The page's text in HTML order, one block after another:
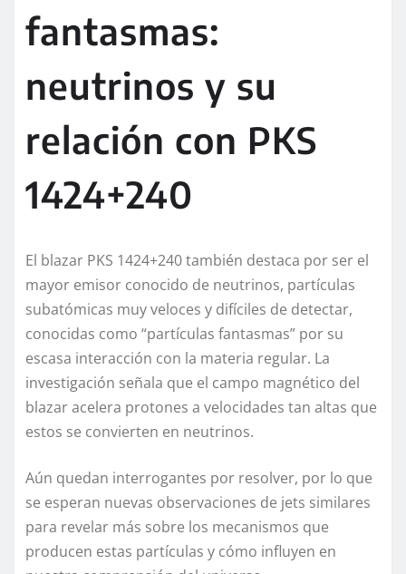
fantasmas:
neutrinos y su
relación con PKS
1424+240
El blazar PKS 1424+240 también destaca por ser el
mayor emisor conocido de neutrinos, partículas
subatómicas muy veloces y difíciles de detectar,
conocidas como “partículas fantasmas” por su
escasa interacción con la materia regular. La
investigación señala que el campo magnético del
blazar acelera protones a velocidades tan altas que
estos se convierten en neutrinos.
Aún quedan interrogantes por resolver, por lo que
se esperan nuevas observaciones de jets similares
para revelar más sobre los mecanismos que
producen estas partículas y cómo influyen en